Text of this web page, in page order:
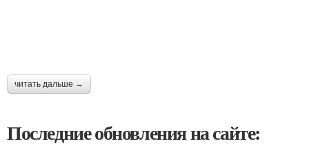
читать дальше →
Последние обновления на сайте: